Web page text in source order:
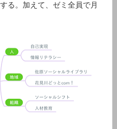
る。加えて、ゼミ全員で月